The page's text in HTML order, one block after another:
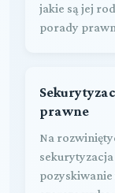
jakie są jej
porady
prawne
Na